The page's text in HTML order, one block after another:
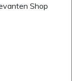
Shop